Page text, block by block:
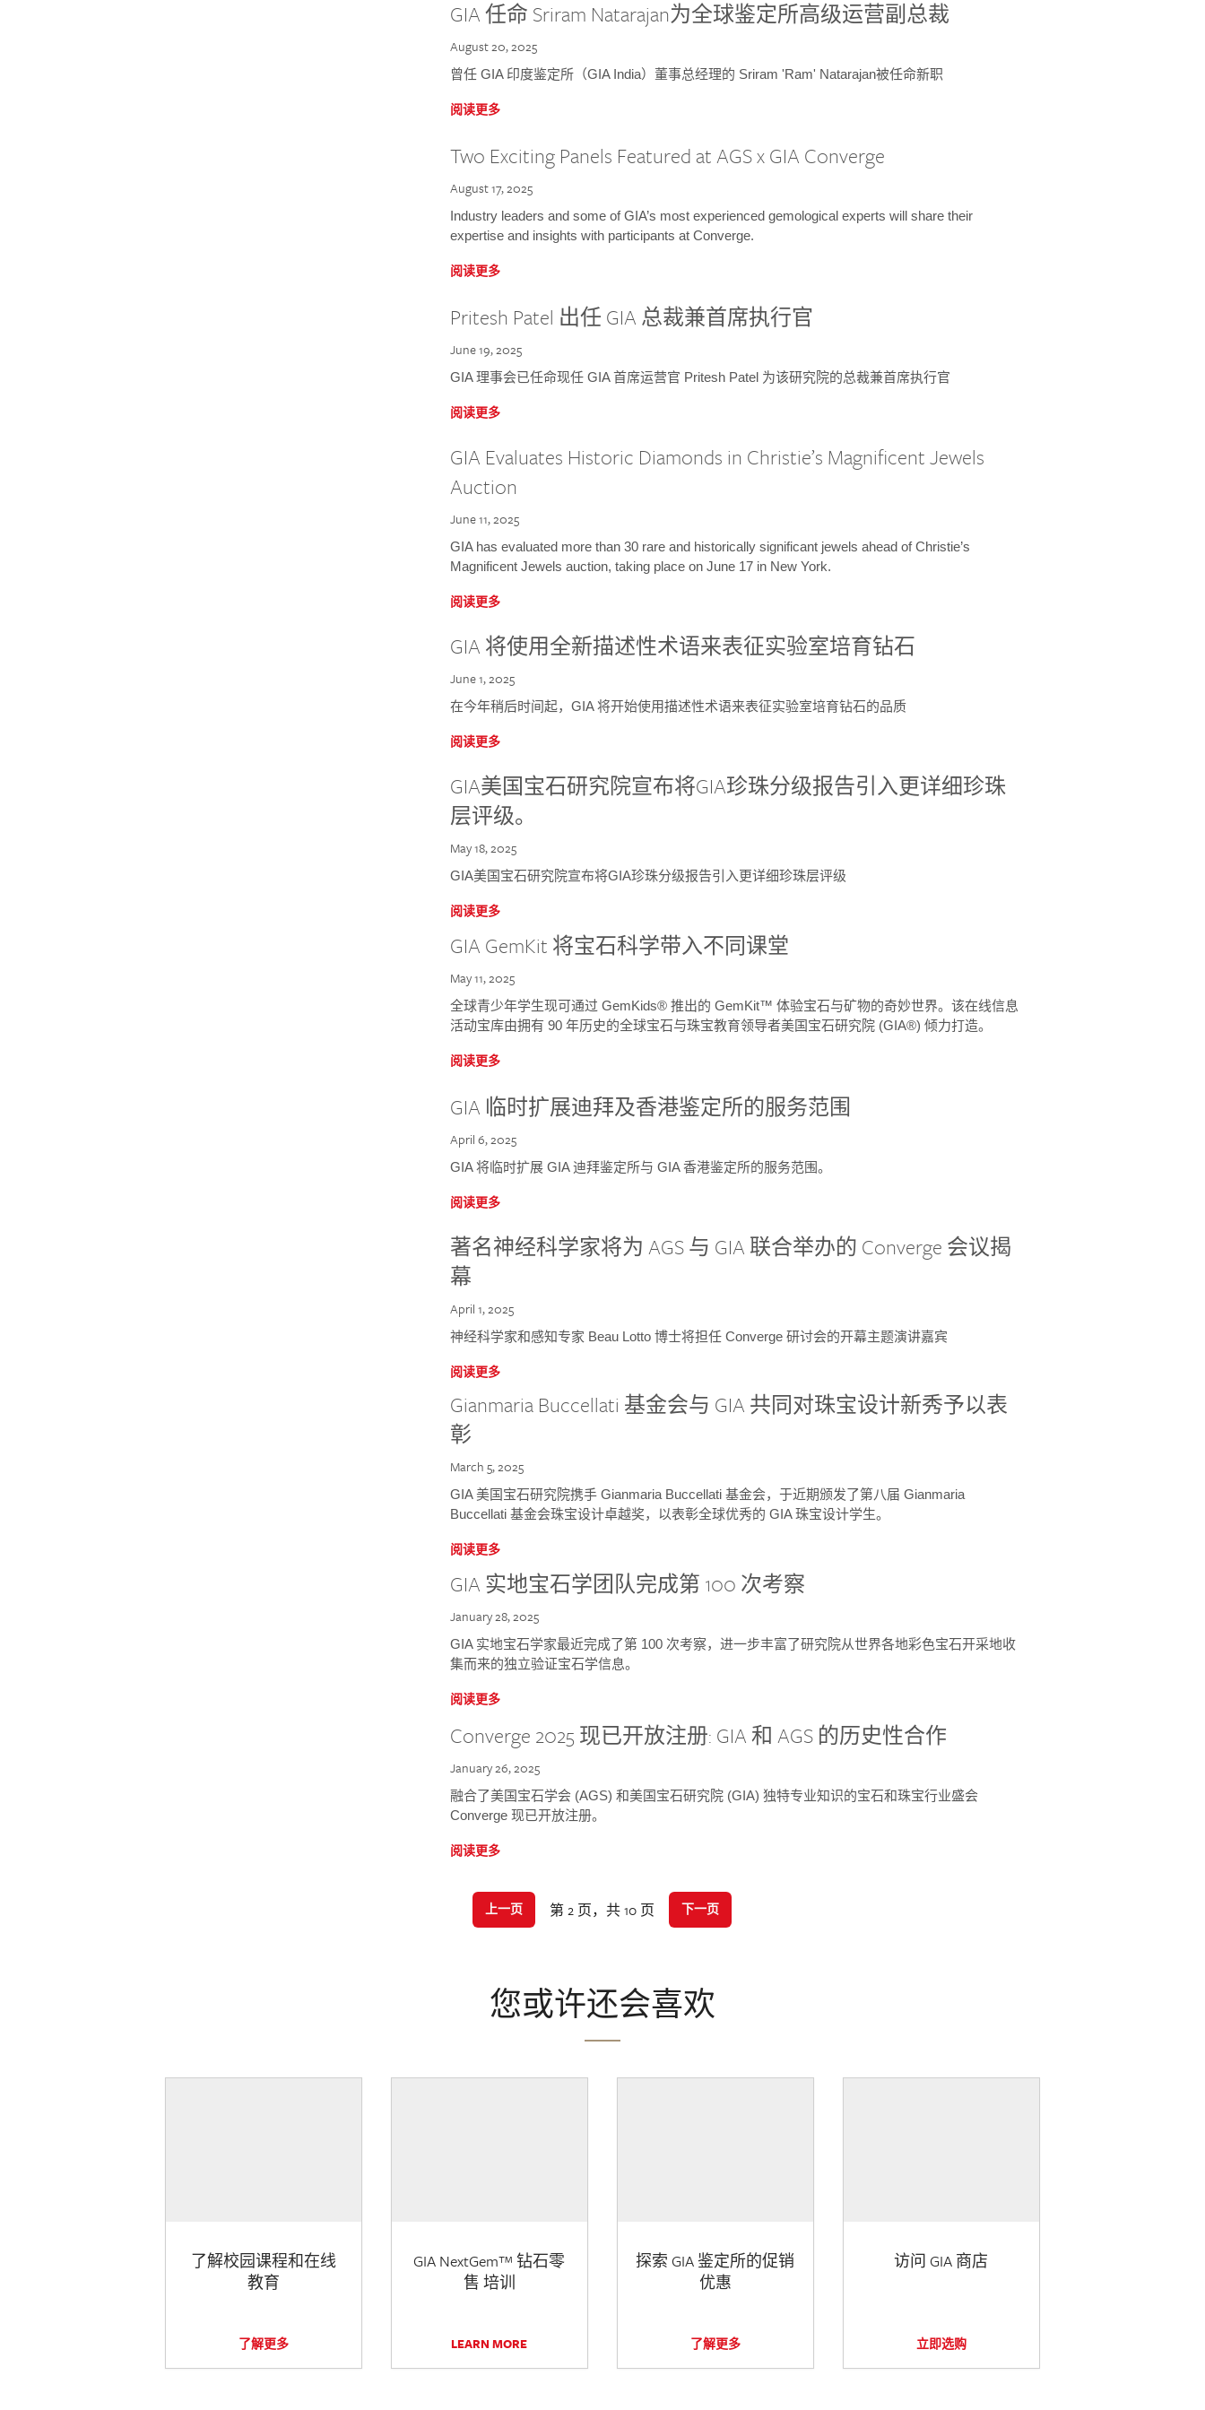
GIA 任命 Sriram Natarajan为全球鉴定所高级运营副总裁
August 20, 2025
曾任 GIA 印度鉴定所（GIA India）董事总经理的 Sriram 'Ram' Natarajan被任命新职
阅读更多
Two Exciting Panels Featured at AGS x GIA Converge
August 17, 2025
Industry leaders and some of GIA’s most experienced gemological experts will share their
expertise and insights with participants at Converge.
阅读更多
Pritesh Patel 出任 GIA 总裁兼首席执行官
June 19, 2025
GIA 理事会已任命现任 GIA 首席运营官 Pritesh Patel 为该研究院的总裁兼首席执行官
阅读更多
GIA Evaluates Historic Diamonds in Christie’s Magnificent Jewels
Auction
June 11, 2025
GIA has evaluated more than 30 rare and historically significant jewels ahead of Christie’s
Magnificent Jewels auction, taking place on June 17 in New York.
阅读更多
GIA 将使用全新描述性术语来表征实验室培育钻石
June 1, 2025
在今年稍后时间起，GIA 将开始使用描述性术语来表征实验室培育钻石的品质
阅读更多
GIA美国宝石研究院宣布将GIA珍珠分级报告引入更详细珍珠
层评级。
May 18, 2025
GIA美国宝石研究院宣布将GIA珍珠分级报告引入更详细珍珠层评级
阅读更多
GIA GemKit 将宝石科学带入不同课堂
May 11, 2025
全球青少年学生现可通过 GemKids® 推出的 GemKit™ 体验宝石与矿物的奇妙世界。该在线信息
活动宝库由拥有 90 年历史的全球宝石与珠宝教育领导者美国宝石研究院 (GIA®) 倾力打造。
阅读更多
GIA 临时扩展迪拜及香港鉴定所的服务范围
April 6, 2025
GIA 将临时扩展 GIA 迪拜鉴定所与 GIA 香港鉴定所的服务范围。
阅读更多
著名神经科学家将为 AGS 与 GIA 联合举办的 Converge 会议揭
幕
April 1, 2025
神经科学家和感知专家 Beau Lotto 博士将担任 Converge 研讨会的开幕主题演讲嘉宾
阅读更多
Gianmaria Buccellati 基金会与 GIA 共同对珠宝设计新秀予以表
彰
March 5, 2025
GIA 美国宝石研究院携手 Gianmaria Buccellati 基金会，于近期颁发了第八届 Gianmaria
Buccellati 基金会珠宝设计卓越奖，以表彰全球优秀的 GIA 珠宝设计学生。
阅读更多
GIA 实地宝石学团队完成第 100 次考察
January 28, 2025
GIA 实地宝石学家最近完成了第 100 次考察，进一步丰富了研究院从世界各地彩色宝石开采地收
集而来的独立验证宝石学信息。
阅读更多
Converge 2025 现已开放注册: GIA 和 AGS 的历史性合作
January 26, 2025
融合了美国宝石学会 (AGS) 和美国宝石研究院 (GIA) 独特专业知识的宝石和珠宝行业盛会
Converge 现已开放注册。
阅读更多
上一页 第 2 页，共 10 页 下一页
您或许还会喜欢
了解校园课程和在线
教育
了解更多
GIA NextGem™ 钻石零
售 培训
LEARN MORE
探索 GIA 鉴定所的促销
优惠
了解更多
访问 GIA 商店
立即选购